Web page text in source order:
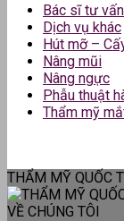
Bác sĩ tư vấn
Dịch vụ khác
Hút mỡ –
Nâng mũi
Nâng ngực
Phẫu thuật
Thẩm mỹ
THẨM MỸ QUỐC
VỀ CHÚNG TÔI